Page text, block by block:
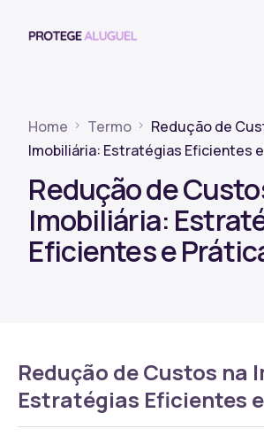
Home Termo
Redução de
Imobiliária: Estratégias Eficientes
Redução de
Imobiliária:
Eficientes e
Redução de Custos na
Estratégias Eficientes